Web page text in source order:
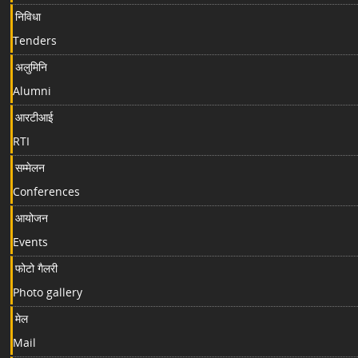
निविधा
Tenders
अलुमिनि
Alumni
आरटीआई
RTI
सम्मेलन
Conferences
आयोजन
Events
फोटो गैलरी
Photo gallery
मेल
Mail